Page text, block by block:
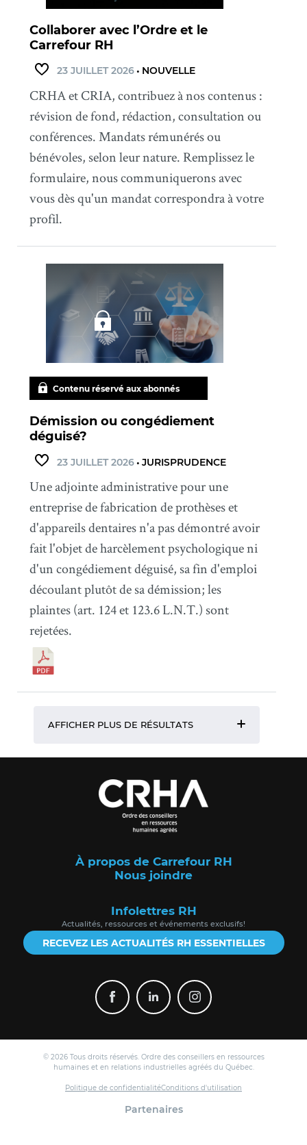
Collaborer avec l’Ordre et le
Carrefour RH
23 JUILLET 2026• NOUVELLE
CRHA et CRIA, contribuez à nos contenus :
révision de fond, rédaction, consultation ou
conférences. Mandats rémunérés ou
bénévoles, selon leur nature. Remplissez le
formulaire, nous communiquerons avec
vous dès qu'un mandat correspondra à votre
profil.
Contenu réservé aux abonnés
Démission ou congédiement
déguisé?
23 JUILLET 2026• JURISPRUDENCE
Une adjointe administrative pour une
entreprise de fabrication de prothèses et
d'appareils dentaires n'a pas démontré avoir
fait l'objet de harcèlement psychologique ni
d'un congédiement déguisé, sa fin d'emploi
découlant plutôt de sa démission; les
plaintes (art. 124 et 123.6 L.N.T.) sont
rejetées.
AFFICHER PLUS DE RÉSULTATS
À propos de Carrefour RH
Nous joindre
Infolettres RH
Actualités, ressources et événements exclusifs!
RECEVEZ LES ACTUALITÉS RH ESSENTIELLES
© 2026 Tous droits réservés. Ordre des conseillers en ressources
humaines et en relations industrielles agréés du Québec.
Politique de confidentialitéConditions d'utilisation
Partenaires